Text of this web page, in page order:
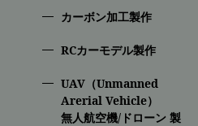
カーボン加工製作
RCカーモデル製作
UAV（Unmanned
Arerial Vehicle）
無人航空機/ドローン 製